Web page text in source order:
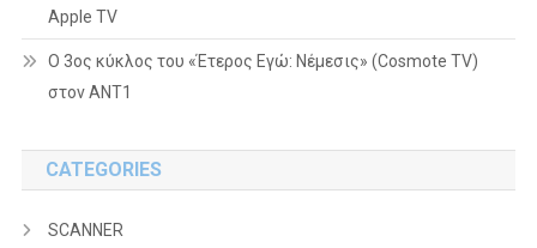
Apple TV
Ο 3ος κύκλος του «Έτερος Εγώ: Νέμεσις» (Cosmote TV)
στον ΑΝΤ1
CATEGORIES
SCANNER